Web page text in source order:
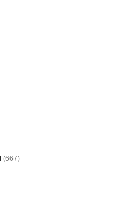
(667)